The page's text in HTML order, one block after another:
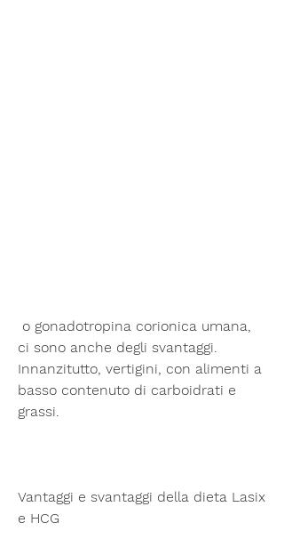
ci sono anche degli svantaggi.
Innanzitutto, vertigini, con alimenti a
basso contenuto di carboidrati e
grassi.
Vantaggi e svantaggi della dieta Lasix
e HCG